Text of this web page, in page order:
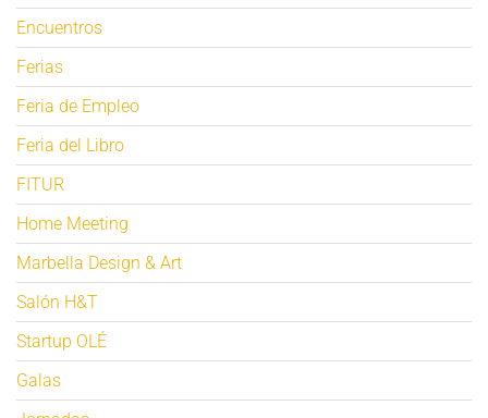
Encuentros
Ferias
Feria de Empleo
Feria del Libro
FITUR
Home Meeting
Marbella Design & Art
Salón H&T
Startup OLÉ
Galas